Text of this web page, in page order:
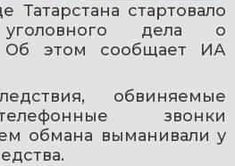
Татарстана стартовало
уголовного дела о
Об этом сообщает ИА
обвиняемые
звонки
обмана выманивали у